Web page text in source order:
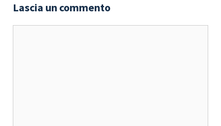
Lascia un commento